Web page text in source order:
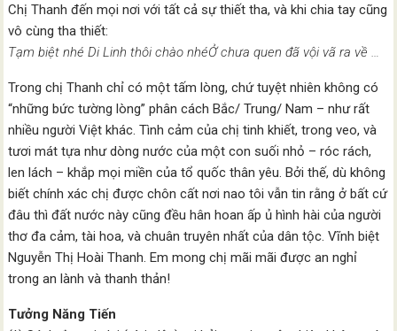
Chị Thanh đến mọi nơi với tất cả sự thiết tha, và khi chia tay cũng
vô cùng tha thiết:
Tạm biệt nhé Di Linh thôi chào nhéỞ chưa quen đã vội vã ra về …
Trong chị Thanh chỉ có một tấm lòng, chứ tuyệt nhiên không có
“những bức tường lòng” phân cách Bắc/ Trung/ Nam – như rất
nhiều người Việt khác. Tình cảm của chị tinh khiết, trong veo, và
tươi mát tựa như dòng nước của một con suối nhỏ – róc rách,
len lách – khắp mọi miền của tổ quốc thân yêu. Bởi thế, dù không
biết chính xác chị được chôn cất nơi nao tôi vẫn tin rằng ở bất cứ
đâu thì đất nước này cũng đều hân hoan ấp ủ hình hài của người
thơ đa cảm, tài hoa, và chuân truyên nhất của dân tộc. Vĩnh biệt
Nguyễn Thị Hoài Thanh. Em mong chị mãi mãi được an nghỉ
trong an lành và thanh thản!
Tưởng Năng Tiến